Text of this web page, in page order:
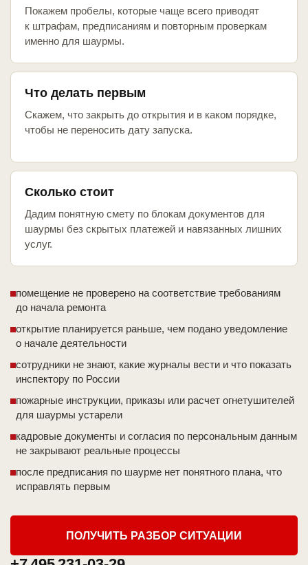
Покажем пробелы, которые чаще всего приводят
к штрафам, предписаниям и повторным проверкам
именно для шаурмы.
Что делать первым
Скажем, что закрыть до открытия и в каком порядке,
чтобы не переносить дату запуска.
Сколько стоит
Дадим понятную смету по блокам документов для
шаурмы без скрытых платежей и навязанных лишних
услуг.
помещение не проверено на соответствие требованиям
до начала ремонта
открытие планируется раньше, чем подано уведомление
о начале деятельности
сотрудники не знают, какие журналы вести и что показать
инспектору по России
пожарные инструкции, приказы или расчет огнетушителей
для шаурмы устарели
кадровые документы и согласия по персональным данным
не закрывают реальные процессы
после предписания по шаурме нет понятного плана, что
исправлять первым
ПОЛУЧИТЬ РАЗБОР СИТУАЦИИ